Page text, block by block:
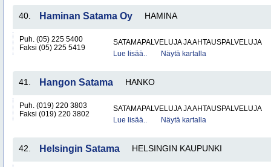
40. Haminan Satama Oy HAMINA
Puh. (05) 225 5400
Faksi (05) 225 5419
SATAMAPALVELUJA JA AHTAUSPALVELUJA
Lue lisää..
Näytä kartalla
41. Hangon Satama HANKO
Puh. (019) 220 3803
Faksi (019) 220 3802
SATAMAPALVELUJA JA AHTAUSPALVELUJA
Lue lisää..
Näytä kartalla
42. Helsingin Satama HELSINGIN KAUPUNKI